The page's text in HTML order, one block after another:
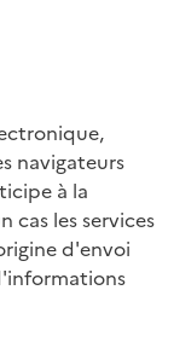
navigateurs
à la
cas les services
d'envoi